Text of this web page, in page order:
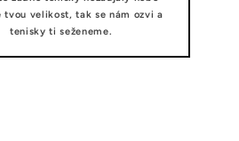
tvou velikost, tak se nám ozvi a
tenisky ti seženeme.